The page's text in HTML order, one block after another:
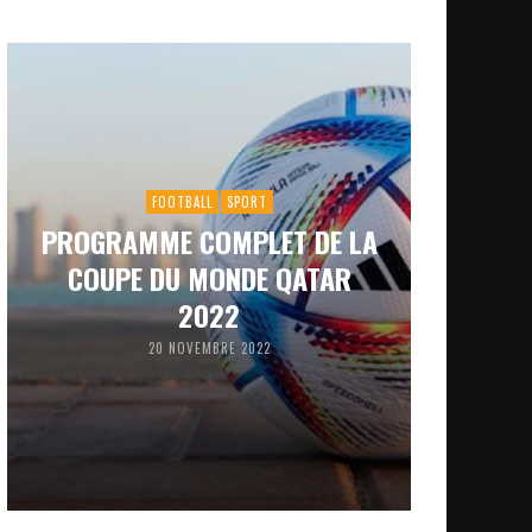
FOOTBALL SPORT
PROGRAMME COMPLET DE LA
COUPE DU MONDE QATAR
2022
20 NOVEMBRE 2022